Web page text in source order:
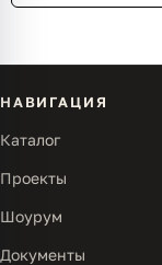
НАВИГАЦИЯ
Каталог
Проекты
Шоурум
Документы